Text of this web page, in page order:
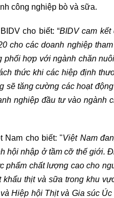
công nghiệp bò và sữa.
cho biết: “BIDV cam
cho các doanh nghiệp
phối hợp với ngành chăn
thức khi các hiệp định
sẽ tăng cường các hoạt
nghiệp đầu tư vào ngành
Nam cho biết: "Việt Nam
hội nhập ở tầm cỡ thế giới.
phẩm chất lượng cao cho
thịt và sữa trong khu
Hiệp hội Thịt và Gia súc